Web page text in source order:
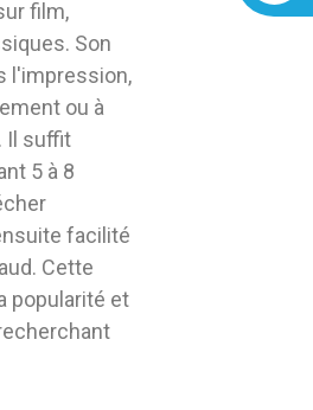
film,
Son
l'impression,
ou à
Il suffit
5 à 8
facilité
Cette
popularité et